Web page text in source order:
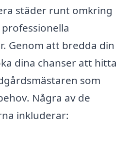
städer runt omkring
Genom att bredda din
dina chanser att hitta
som
Några av de
inkluderar: